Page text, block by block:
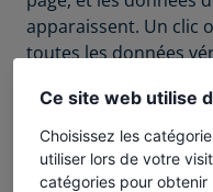
apparaissent. Un clic
toutes les données
Installation et
ligne
Ce site web utilise
Choisissez les
utiliser lors de votre
catégories pour